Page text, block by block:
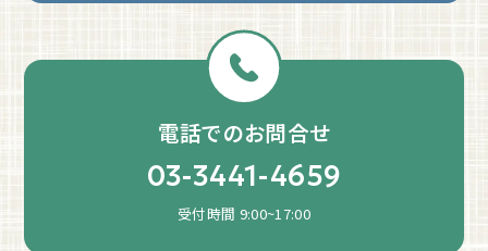
電話でのお問合せ
03-3441-4659
受付時間 9:00~17:00